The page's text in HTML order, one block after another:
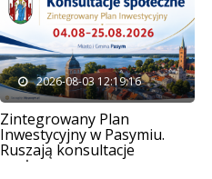
2026-08-03 12:19:16
Zintegrowany Plan
Inwestycyjny w Pasymiu.
Ruszają konsultacje
społeczne